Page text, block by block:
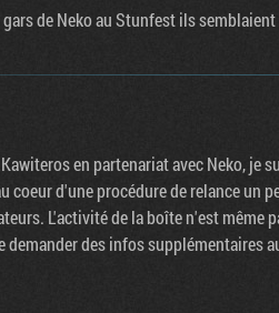
de Neko au Stunfest ils
en partenariat avec Neko, je
coeur d'une procédure de relance un
L'activité de la boîte n'est même
des infos supplémentaires